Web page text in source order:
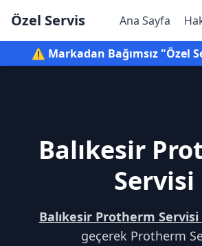
Özel Servis Ana Sayfa
⚠️ Markadan Bağımsız "Özel
Balıkesir
Servisi
Balıkesir Protherm Servisi
geçerek Protherm